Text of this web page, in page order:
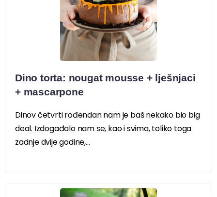
Dino torta: nougat mousse + lješnjaci
+ mascarpone
Dinov četvrti rođendan nam je baš nekako bio big
deal. Izdogađalo nam se, kao i svima, toliko toga
zadnje dvije godine,...